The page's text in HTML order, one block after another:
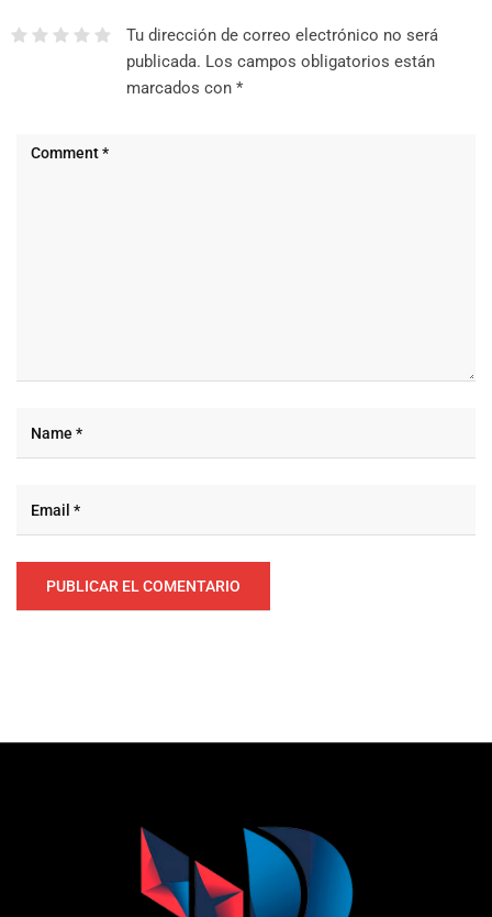
Tu dirección de correo electrónico no será
publicada. Los campos obligatorios están
marcados con *